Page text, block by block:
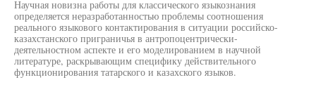
Научная новизна работы для классического языкознания
определяется неразработанностью проблемы соотношения
реального языкового контактирования в ситуации российско-
казахстанского приграничья в антропоцентрически-
деятельностном аспекте и его моделированием в научной
литературе, раскрывающим специфику действительного
функционирования татарского и казахского языков.